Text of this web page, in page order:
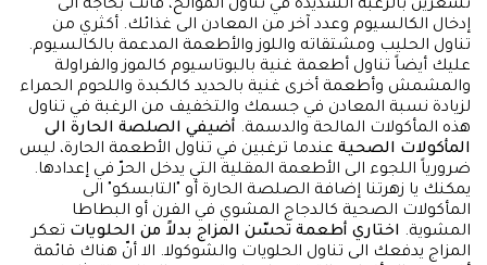
تشعرين بالرغبة الشديدة في تناول الموالح، فأنت بحاجة الى
إدخال الكالسيوم وعدد آخر من المعادن الى غذائك. أكثري من
تناول الحليب ومشتقاته واللوز والأطعمة المدعمة بالكالسيوم.
عليك أيضاً تناول أطعمة غنية بالبوتاسيوم كالموز والفراولة
والمشمش وأطعمة أخرى غنية بالحديد كالكبدة واللحوم الحمراء
لزيادة نسبة المعادن في جسمك والتخفيف من الرغبة في تناول
هذه المأكولات المالحة والدسمة. أضيفي الصلصة الحارة الى
المأكولات الصحية عندما ترغبين في تناول الأطعمة الحارة، ليس
ضرورياً اللجوء الى الأطعمة المقلية التي يدخل الحرّ في إعدادها.
يمكنك يا زهرتنا إضافة الصلصة الحارة أو "التابسكو" الى
المأكولات الصحية كالدجاج المشوي في الفرن أو البطاطا
المشوية. اختاري أطعمة تحسّن المزاج بدلاً من الحلويات تعكر
المزاج يدفعك الى تناول الحلويات والشوكولا. الا أنّ هناك قائمة